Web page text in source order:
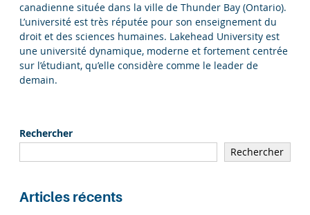
canadienne située dans la ville de Thunder Bay (Ontario).
L’université est très réputée pour son enseignement du
droit et des sciences humaines. Lakehead University est
une université dynamique, moderne et fortement centrée
sur l’étudiant, qu’elle considère comme le leader de
demain.
Rechercher
Rechercher
Articles récents